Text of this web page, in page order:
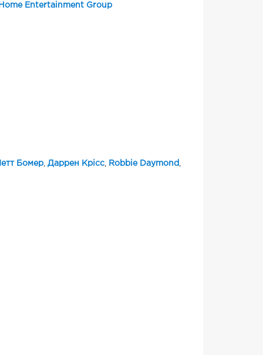
Entertainment Group
Бомер, Даррен Крісс, Robbie Daymond